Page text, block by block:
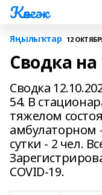
Көнгәк
Яңылыҡтар 12
Сводка на
Сводка
54. В
тяжелом
амбулаторном
сутки - 2 чел.
COVID-19.